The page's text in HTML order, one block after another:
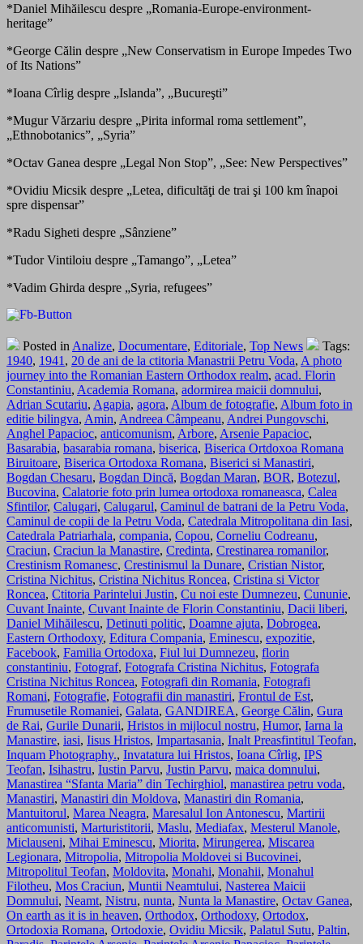
*Daniel Mihăilescu despre „Romania-Europe-environment-
heritage”
*George Călin despre „New Conservatism in Europe Impedes Two
of Its Nations”
*Ioana Cîrlig despre „Islanda”, „Bucureşti”
*Mugur Vărzariu despre „Pirita informal roma settlement”,
„Ethnobotanics”, „Syria”
*Octav Ganea despre „Legal Non Stop”, „See: New Perspectives”
*Ovidiu Micsik despre „Letea, dificultăţi de trai şi 100 km înapoi
spre dispensar”
*Radu Sigheti despre „Sânziene”
*Tudor Vintiloiu despre „Tamango”, „Letea”
*Vadim Ghirda despre „Syria, refugees”
Posted in Analize, Documentare, Editoriale, Top News
Tags:
1940, 1941 , 20 de ani de la ctitoria Manastrii Petru Voda, A photo
journey into the Romanian Eastern Orthodox realm, acad. Florin
Constantiniu, Academia Romana, adormirea maicii domnului,
Adrian Scutariu, Agapia, agora, Album de fotografie, Album foto in
editie bilingva, Amin, Andreea Câmpeanu, Andrei Pungovschi,
Anghel Papacioc, anticomunism, Arbore, Arsenie Papacioc,
Basarabia, basarabia romana, biserica, Biserica Ortdoxoa Romana
Biruitoare, Biserica Ortodoxa Romana, Biserici si Manastiri,
Bogdan Chesaru, Bogdan Dincă, Bogdan Maran, BOR, Botezul,
Bucovina, Calatorie foto prin lumea ortodoxa romaneasca, Calea
Sfintilor, Calugari, Calugarul, Caminul de batrani de la Petru Voda,
Caminul de copii de la Petru Voda, Catedrala Mitropolitana din Iasi,
Catedrala Patriarhala, compania, Copou, Corneliu Codreanu,
Craciun, Craciun la Manastire, Credinta, Crestinarea romanilor,
Crestinism Romanesc, Crestinismul la Dunare, Cristian Nistor,
Cristina Nichitus, Cristina Nichitus Roncea, Cristina si Victor
Roncea, Ctitoria Parintelui Justin, Cu noi este Dumnezeu, Cununie,
Cuvant Inainte, Cuvant Inainte de Florin Constantiniu, Dacii liberi,
Daniel Mihăilescu, Detinuti politic, Doamne ajuta, Dobrogea,
Eastern Orthodoxy, Editura Compania, Eminescu, expozitie,
Facebook, Familia Ortodoxa, Fiul lui Dumnezeu, florin
constantiniu, Fotograf, Fotografa Cristina Nichitus, Fotografa
Cristina Nichitus Roncea, Fotografi din Romania, Fotografi
Romani, Fotografie, Fotografii din manastiri, Frontul de Est,
Frumusetile Romaniei, Galata, GANDIREA, George Călin, Gura
de Rai, Gurile Dunarii, Hristos in mijlocul nostru, Humor, Iarna la
Manastire, iasi, Iisus Hristos, Impartasania, Inalt Preasfintitul Teofan,
Inquam Photography., Invatatura lui Hristos, Ioana Cîrlig, IPS
Teofan, Isihastru, Iustin Parvu, Justin Parvu, maica domnului,
Manastirea “Sfanta Maria” din Techirghiol, manastirea petru voda,
Manastiri, Manastiri din Moldova, Manastiri din Romania,
Mantuitorul, Marea Neagra, Maresalul Ion Antonescu, Martirii
anticomunisti, Marturistitorii, Maslu, Mediafax, Mesterul Manole,
Miclauseni, Mihai Eminescu, Miorita, Mirungerea, Miscarea
Legionara, Mitropolia, Mitropolia Moldovei si Bucovinei,
Mitropolitul Teofan, Moldovita, Monahi, Monahii, Monahul
Filotheu, Mos Craciun, Muntii Neamtului, Nasterea Maicii
Domnului, Neamt, Nistru, nunta, Nunta la Manastire, Octav Ganea,
On earth as it is in heaven, Orthodox, Orthodoxy, Ortodox,
Ortodoxia Romana, Ortodoxie, Ovidiu Micsik, Palatul Sutu, Paltin,